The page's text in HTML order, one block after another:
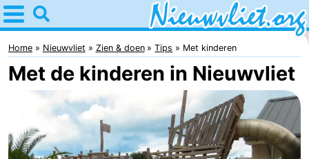
Home
Nieuwvliet
Tips
kinderen
Overnachten
Home Nieuwvliet Zien & doen Tips Met kinderen
Met de kinderen in Nieuwvliet